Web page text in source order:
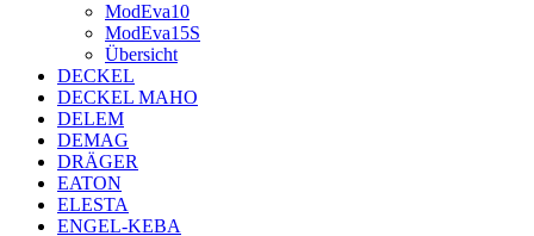
ModEva10
ModEva15S
Übersicht
DECKEL
DECKEL MAHO
DELEM
DEMAG
DRÄGER
EATON
ELESTA
ENGEL-KEBA